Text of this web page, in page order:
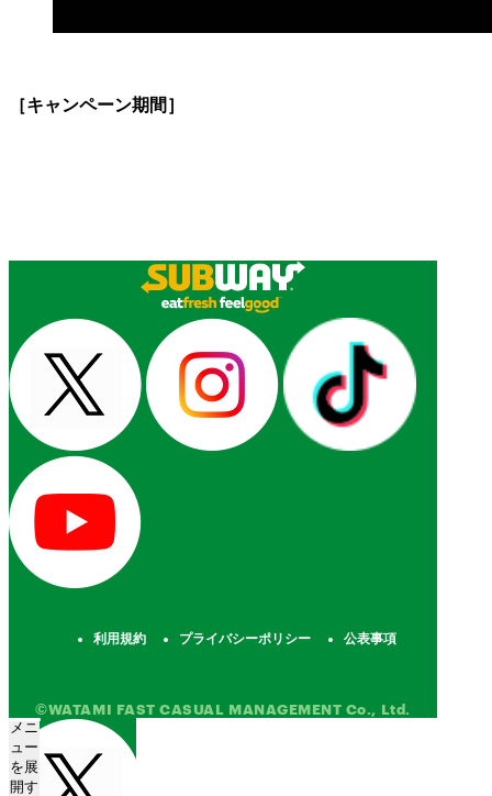
［キャンペーン期間］
利用規約 プライバシーポリシー 公表事項
©WATAMI FAST CASUAL MANAGEMENT Co., Ltd.
メニ
ュー
を展
開す